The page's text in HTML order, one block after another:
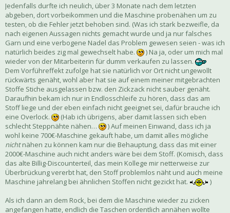
Jedenfalls durfte ich neulich, über 3 Monate nach dem letzten
abgeben, dort vorbeikommen und die Maschine probenähen um zu
testen, ob die Fehler jetzt behoben sind. (Was ich stark bezweifle, da
nach eigenen Aussagen nichts gemacht wurde und ja nur falsches
Garn und eine verbogene Nadel das Problem gewesen seien - was ich
natürlich beides zig mal gewechselt habe.
) Na ja, oder um mich mal
wieder von der Mitarbeiterin für dumm verkaufen zu lassen.
Dem Vorführeffekt zufolge hat sie natürlich vor Ort nicht ungewollt
rückwärts genäht, wohl aber hat sie auf einem meiner mitgebrachten
Stoffe Stiche ausgelassen bzw. den Zickzack nicht sauber genäht.
Daraufhin bekam ich nur in Endlosschleife zu hören, dass das am
Stoff liege und der eben einfach nicht geeignet sei, dafür brauche ich
eine Overlock.
(Hab ich übrigens, aber damit lassen sich eben
schlecht Steppnähte nähen…
) Auf meinen Einwand, dass ich ja
wohl keine 700€-Maschine gekauft habe, um damit alles mögliche
nichtnähen zu können kam nur die Behauptung, dass das mit einer
2000€-Maschine auch nicht anders wäre bei dem Stoff. (Komisch, dass
das alte Billig-Discounterteil, das mein Kollege mir netterweise zur
Überbrückung vererbt hat, den Stoff problemlos näht und auch meine
Maschine jahrelang bei ähnlichen Stoffen nicht gezickt hat.
)
Als ich dann an dem Rock, bei dem die Maschine wieder zu zicken
angefangen hatte, endlich die Taschen ordentlich annähen wollte